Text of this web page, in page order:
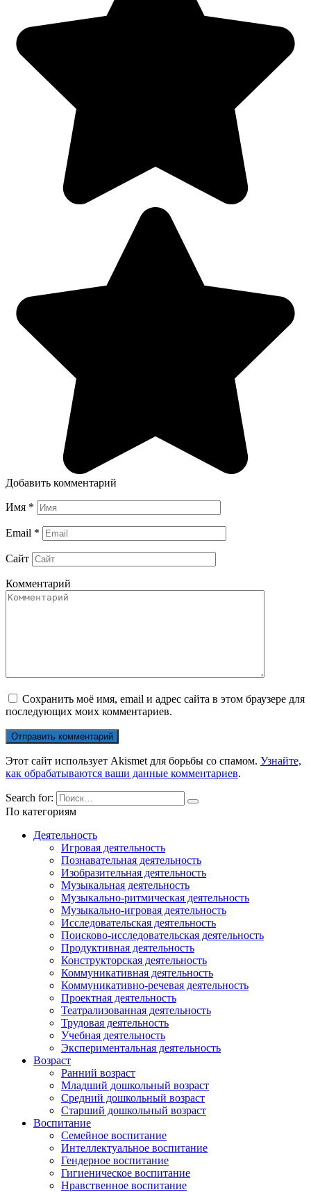
Добавить комментарий
Имя *
Email *
Сайт
Комментарий
Сохранить моё имя, email и адрес сайта в этом браузере для
последующих моих комментариев.
Этот сайт использует Akismet для борьбы со спамом. Узнайте,
как обрабатываются ваши данные комментариев.
Search for:
По категориям
Деятельность
Игровая деятельность
Познавательная деятельность
Изобразительная деятельность
Музыкальная деятельность
Музыкально-ритмическая деятельность
Музыкально-игровая деятельность
Исследовательская деятельность
Поисково-исследовательская деятельность
Продуктивная деятельность
Конструкторская деятельность
Коммуникативная деятельность
Коммуникативно-речевая деятельность
Проектная деятельность
Театрализованная деятельность
Трудовая деятельность
Учебная деятельность
Экспериментальная деятельность
Возраст
Ранний возраст
Младший дошкольный возраст
Средний дошкольный возраст
Старший дошкольный возраст
Воспитание
Семейное воспитание
Интеллектуальное воспитание
Гендерное воспитание
Гигиеническое воспитание
Нравственное воспитание